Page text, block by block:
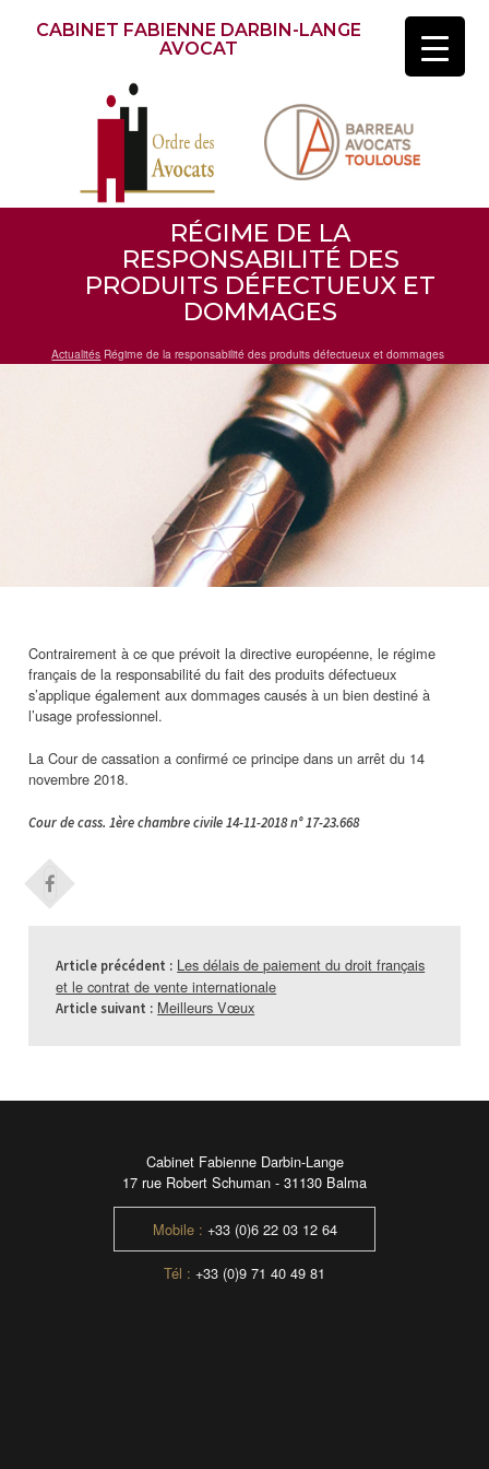
CABINET FABIENNE DARBIN-LANGE
AVOCAT
RÉGIME DE LA
RESPONSABILITÉ DES
PRODUITS DÉFECTUEUX ET
DOMMAGES
Actualités Régime de la responsabilité des produits défectueux et dommages
Contrairement à ce que prévoit la directive européenne, le régime
français de la responsabilité du fait des produits défectueux
s’applique également aux dommages causés à un bien destiné à
l’usage professionnel.
La Cour de cassation a confirmé ce principe dans un arrêt du 14
novembre 2018.
Cour de cass. 1ère chambre civile 14-11-2018 n° 17-23.668
Article précédent : Les délais de paiement du droit français
et le contrat de vente internationale
Article suivant : Meilleurs Vœux
Cabinet Fabienne Darbin-Lange
17 rue Robert Schuman - 31130 Balma
Mobile : +33 (0)6 22 03 12 64
Tél : +33 (0)9 71 40 49 81